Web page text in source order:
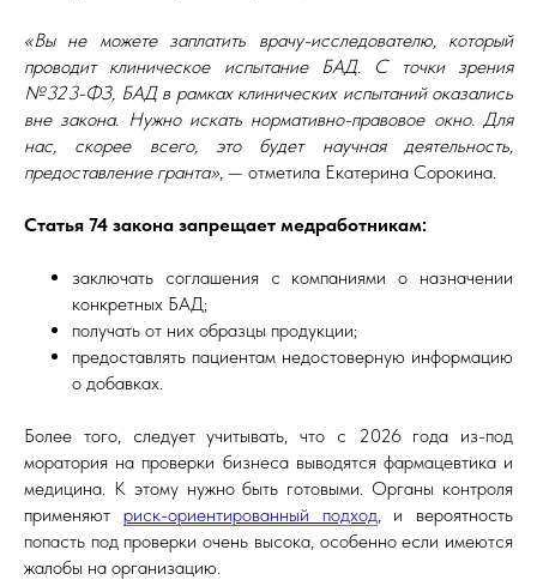
«Вы не можете заплатить врачу-исследователю, который
проводит клиническое испытание БАД. С точки зрения
№323-ФЗ, БАД в рамках клинических испытаний оказались
вне закона. Нужно искать нормативно-правовое окно. Для
нас, скорее всего, это будет научная деятельность,
предоставление гранта», — отметила Екатерина Сорокина.
Статья 74 закона запрещает медработникам:
заключать соглашения с компаниями о назначении
конкретных БАД;
получать от них образцы продукции;
предоставлять пациентам недостоверную информацию
о добавках.
Более того, следует учитывать, что с 2026 года из-под
моратория на проверки бизнеса выводятся фармацевтика и
медицина. К этому нужно быть готовыми. Органы контроля
применяют риск-ориентированный подход, и вероятность
попасть под проверки очень высока, особенно если имеются
жалобы на организацию.